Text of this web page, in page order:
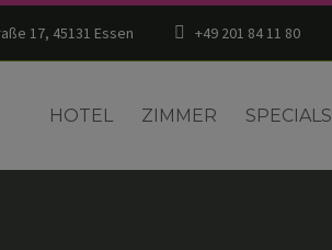
17, 45131 Essen +49 201 84 11 80
HOTEL ZIMMER SPECIALS